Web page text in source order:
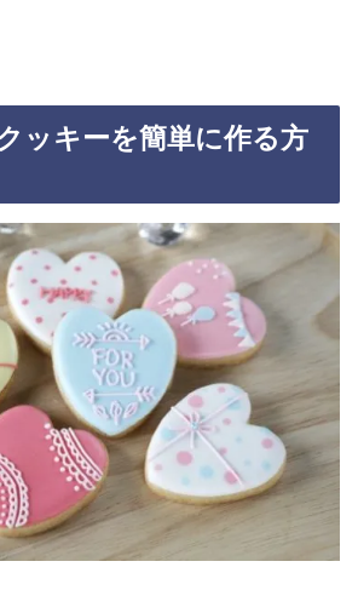
ッキーを簡単に作る方